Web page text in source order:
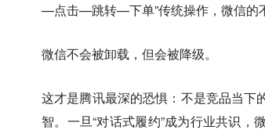
—点击—跳转—下单”传统操作，微信的
微信不会被卸载，但会被降级。
这才是腾讯最深的恐惧：不是竞品当
智。 一旦“对话式履约”成为行业共识，